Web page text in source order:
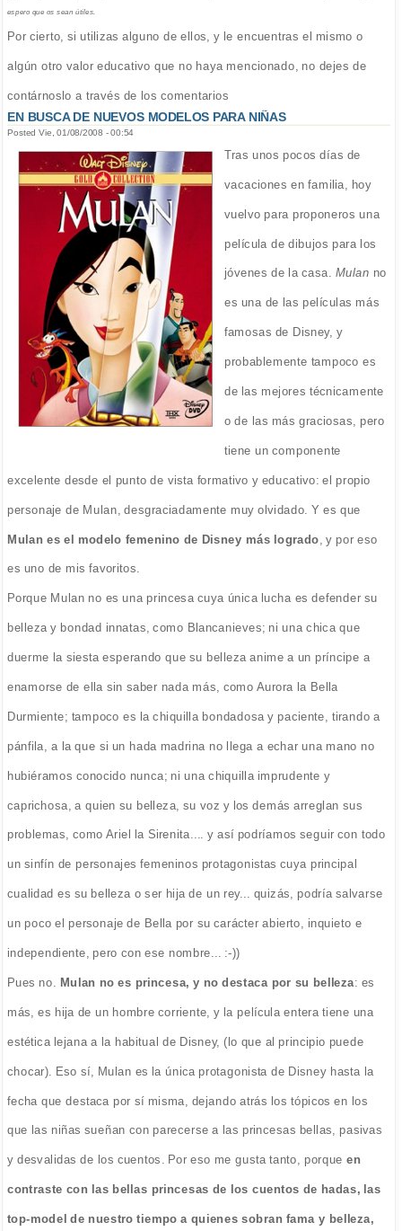
espero que os sean útiles.
Por cierto, si utilizas alguno de ellos, y le encuentras el mismo o
algún otro valor educativo que no haya mencionado, no dejes de
contárnoslo a través de los comentarios
EN BUSCA DE NUEVOS MODELOS PARA NIÑAS
Posted Vie, 01/08/2008 - 00:54
Tras unos pocos días de
vacaciones en familia, hoy
vuelvo para proponeros una
película de dibujos para los
jóvenes de la casa. Mulan no
es una de las películas más
famosas de Disney, y
probablemente tampoco es
de las mejores técnicamente
o de las más graciosas, pero
tiene un componente
excelente desde el punto de vista formativo y educativo: el propio
personaje de Mulan, desgraciadamente muy olvidado. Y es que
Mulan es el modelo femenino de Disney más logrado , y por eso
es uno de mis favoritos.
Porque Mulan no es una princesa cuya única lucha es defender su
belleza y bondad innatas, como Blancanieves; ni una chica que
duerme la siesta esperando que su belleza anime a un príncipe a
enamorse de ella sin saber nada más, como Aurora la Bella
Durmiente; tampoco es la chiquilla bondadosa y paciente, tirando a
pánfila, a la que si un hada madrina no llega a echar una mano no
hubiéramos conocido nunca; ni una chiquilla imprudente y
caprichosa, a quien su belleza, su voz y los demás arreglan sus
problemas, como Ariel la Sirenita.... y así podríamos seguir con todo
un sinfín de personajes femeninos protagonistas cuya principal
cualidad es su belleza o ser hija de un rey... quizás, podría salvarse
un poco el personaje de Bella por su carácter abierto, inquieto e
independiente, pero con ese nombre... :-))
Pues no. Mulan no es princesa, y no destaca por su belleza: es
más, es hija de un hombre corriente, y la película entera tiene una
estética lejana a la habitual de Disney, (lo que al principio puede
chocar). Eso sí, Mulan es la única protagonista de Disney hasta la
fecha que destaca por sí misma, dejando atrás los tópicos en los
que las niñas sueñan con parecerse a las princesas bellas, pasivas
y desvalidas de los cuentos. Por eso me gusta tanto, porque en
contraste con las bellas princesas de los cuentos de hadas, las
top-model de nuestro tiempo a quienes sobran fama y belleza,